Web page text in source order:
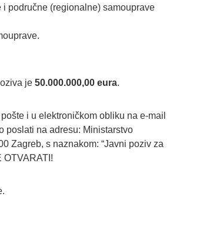
područne (regionalne) samouprave
je50.000.000,00 eura.
i u elektroničkom obliku na e-mail
poslati na adresu: Ministarstvo
Zagreb, s naznakom: “Javni poziv za
OTVARATI!